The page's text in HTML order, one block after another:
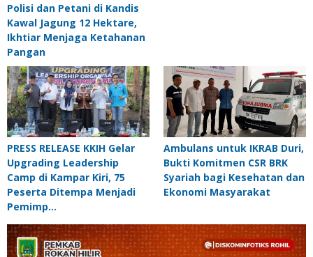
Polisi dan Petani di Kandis
Kawal Jagung 12 Hektare,
Ikhtiar Menjaga Ketahanan
Pangan
PRESS RELEASE KKIH Gelar
Upgrading Leadership
Camp di Kampar Kiri, 75
Peserta Ditempa Menjadi
Pemimp…
Ambulans untuk IKRAB Duri,
Bukti Komitmen CSR BRK
Syariah bagi Kesehatan dan
Ekonomi Masyarakat